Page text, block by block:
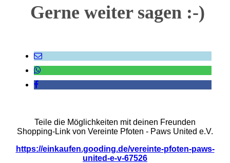
Gerne weiter sagen :-)
Teile die Möglichkeiten mit deinen Freunden
Shopping-Link von Vereinte Pfoten - Paws United e.V.
https://einkaufen.gooding.de/vereinte-pfoten-paws-
united-e-v-67526